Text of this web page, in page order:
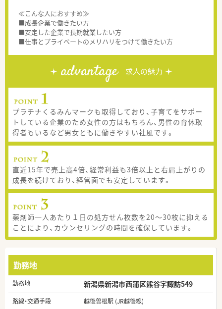
≪こんな人におすすめ≫
■成長企業で働きたい方
■安定した企業で長期就業したい方
■仕事とプライベートのメリハリをつけて働きたい方
advantage 求人の魅力
プラチナくるみんマークも取得しており、子育てをサポー
トしている企業のため女性の方はもちろん、男性の育休取
得者もいるなど男女ともに働きやすい社風です。
直近15年で売上高4倍、経常利益も3倍以上と右肩上がりの
成長を続けており、経営面でも安定しています。
薬剤師一人あたり１日の処方せん枚数を20～30枚に抑える
ことにより、カウンセリングの時間を確保しています。
勤務地
勤務地 新潟県新潟市西蒲区熊谷字諏訪549
路線・交通手段
越後曽根駅 (JR越後線)